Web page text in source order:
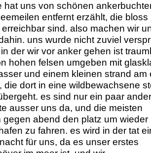
hat uns von schönen
entfernt erzählt, die bloss
sind. also machen wir
uns wurde nicht zuviel
der wir vor anker gehen ist
hohen felsen umgeben mit
und einem kleinen strand am
die dort in eine wildbewachsene
es sind nur ein paar
ausser uns da, und die meisten
gegen abend den platz um wieder
zu fahren. es wird in der tat
für uns, da es unser erstes